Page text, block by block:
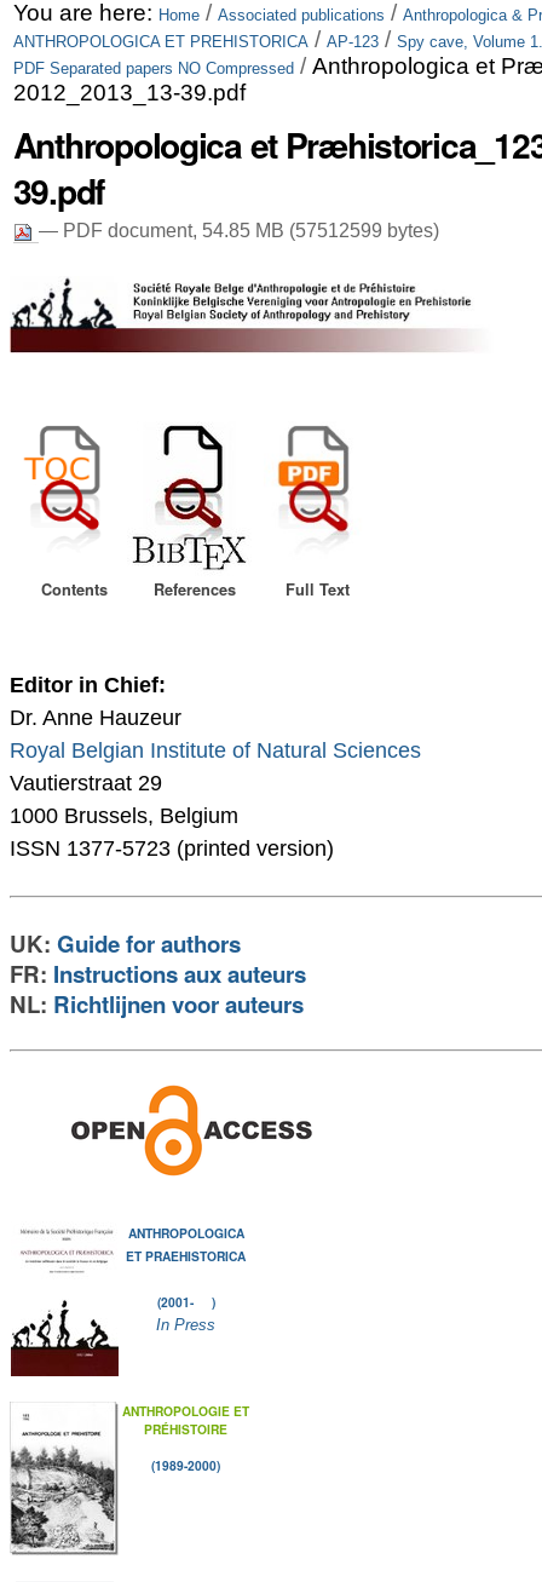
Skip
to
content.
Skip
to
navigation
Personal
tools
You are here: Home / Associated publications / Anthropologica &
ANTHROPOLOGICA ET PREHISTORICA / AP-123 / Spy cave, Volume 1.
PDF Separated papers NO Compressed / Anthropologica et
2012_2013_13-39.pdf
Anthropologica et
39.pdf
— PDF document, 54.85 MB (57512599 bytes)
Contents References Full Text
Editor in Chief:
Dr. Anne Hauzeur
Royal Belgian Institute of Natural Sciences
Vautierstraat 29
1000 Brussels, Belgium
ISSN 1377-5723 (printed version)
UK: Guide for authors
FR: Instructions aux auteurs
NL: Richtlijnen voor auteurs
ANTHROPOLOGICA
ET PRAEHISTORICA
(2001- )
In Press
ANTHROPOLOGIE ET
PRÉHISTOIRE
(1989-2000)